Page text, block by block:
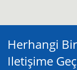
Herhangi
Iletişime